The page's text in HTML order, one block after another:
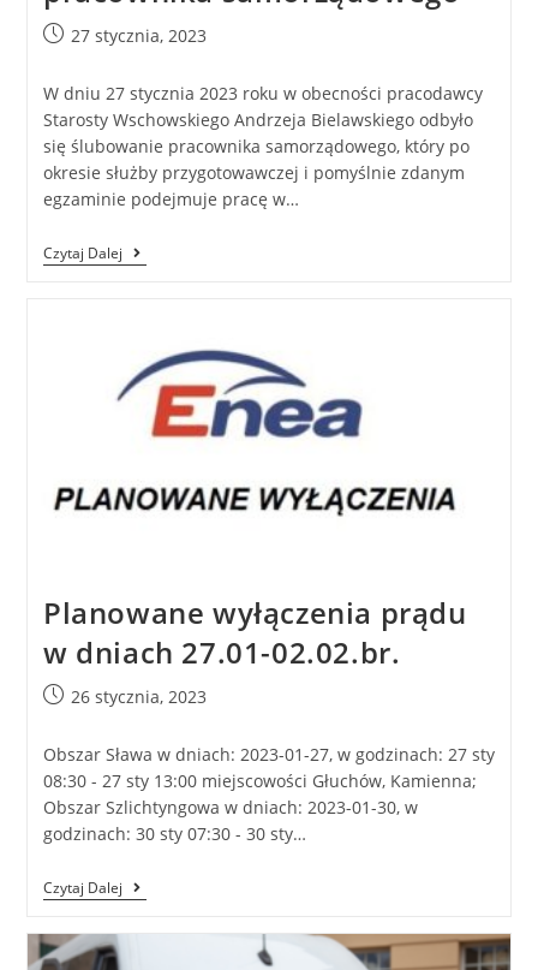
27 stycznia, 2023
W dniu 27 stycznia 2023 roku w obecności pracodawcy
Starosty Wschowskiego Andrzeja Bielawskiego odbyło
się ślubowanie pracownika samorządowego, który po
okresie służby przygotowawczej i pomyślnie zdanym
egzaminie podejmuje pracę w…
Czytaj Dalej
Planowane wyłączenia prądu
w dniach 27.01-02.02.br.
26 stycznia, 2023
Obszar Sława w dniach: 2023-01-27, w godzinach: 27 sty
08:30 - 27 sty 13:00 miejscowości Głuchów, Kamienna;
Obszar Szlichtyngowa w dniach: 2023-01-30, w
godzinach: 30 sty 07:30 - 30 sty…
Czytaj Dalej